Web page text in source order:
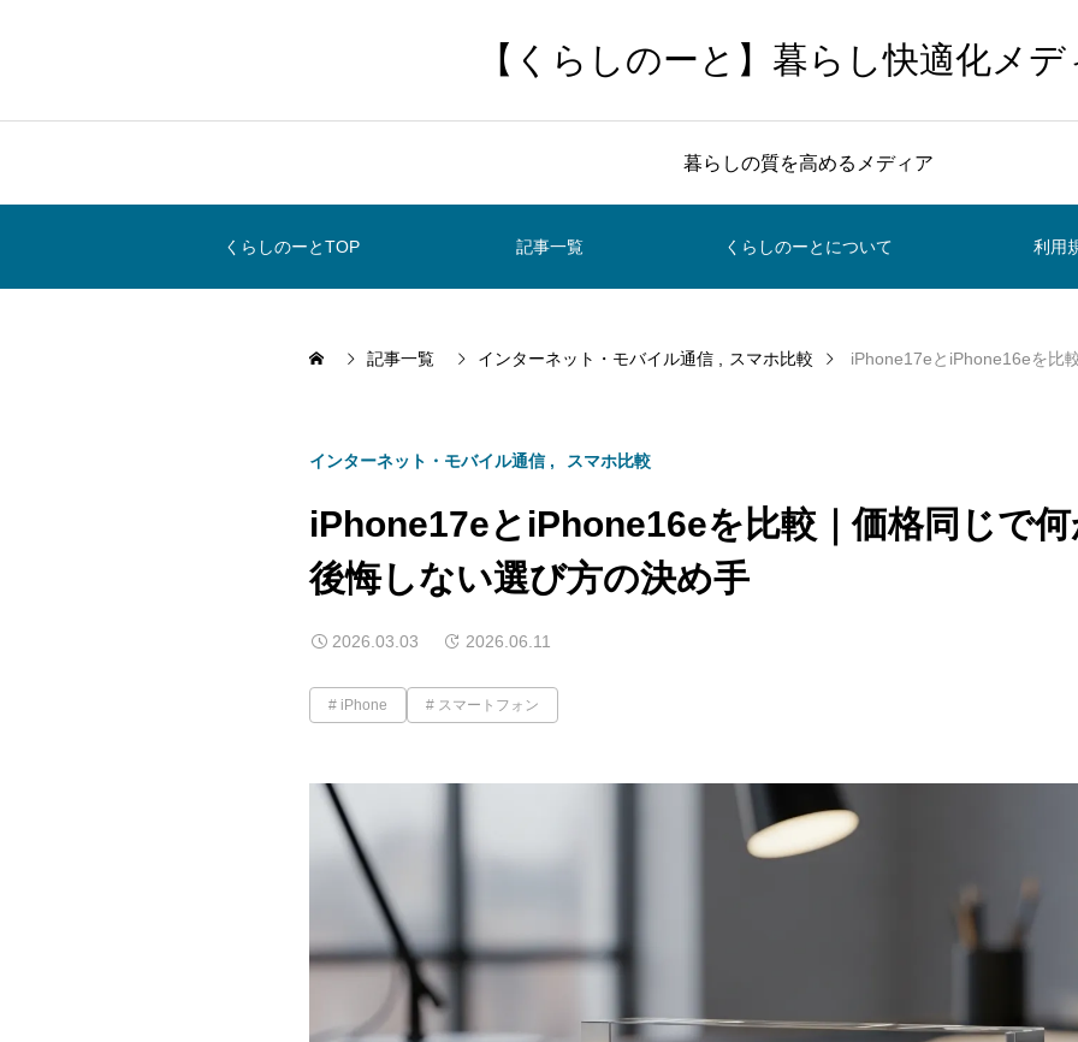
【くらしのーと】暮らし快適化メデ
暮らしの質を高めるメディア
くらしのーとTOP 記事一覧 くらしのーとについて 利用
記事一覧 インターネット・モバイル通信 スマホ比較 iPhone17eとiPhone16eを比較｜価格同じで
インターネット・モバイル通信 スマホ比較
iPhone17eとiPhone16eを比較｜価格同じで何
後悔しない選び方の決め手
2026.03.03 2026.06.11
iPhone スマートフォン